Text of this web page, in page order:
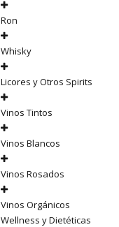
Ron
Whisky
Licores y Otros Spirits
Vinos Tintos
Vinos Blancos
Vinos Rosados
Vinos Orgánicos
Wellness y Dietéticas